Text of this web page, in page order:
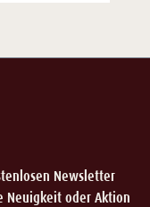
Newsletter
Neuigkeit oder Aktion